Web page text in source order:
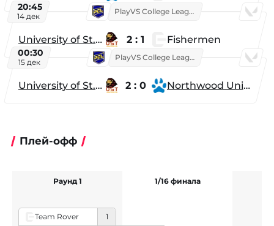
20:45
14 дек
PlayVS College League 2025: Fall
University of St. Thomas 2 : 1 Fishermen
00:30
15 дек
PlayVS College League 2025: Fall
University of St. Thomas 2 : 0 Northwood University
Плей-офф
Team Rover
1
Раунд 1 1/16 финала